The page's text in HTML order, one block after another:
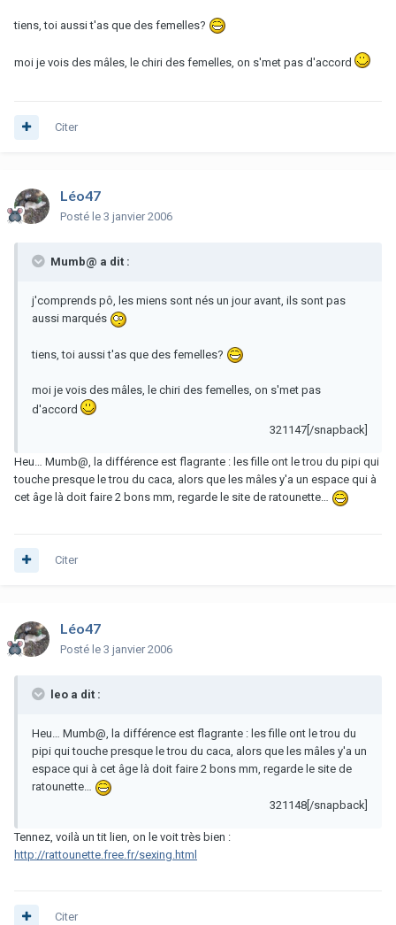
tiens, toi aussi t'as que des femelles?
moi je vois des mâles, le chiri des femelles, on s'met pas d'accord
Citer
Léo47
Posté le 3 janvier 2006
Mumb@ a dit :
j'comprends pô, les miens sont nés un jour avant, ils sont pas
aussi marqués
tiens, toi aussi t'as que des femelles?
moi je vois des mâles, le chiri des femelles, on s'met pas
d'accord
321147[/snapback]
Heu… Mumb@, la différence est flagrante : les fille ont le trou du pipi qui
touche presque le trou du caca, alors que les mâles y'a un espace qui à
cet âge là doit faire 2 bons mm, regarde le site de ratounette…
Citer
Léo47
Posté le 3 janvier 2006
leo a dit :
Heu… Mumb@, la différence est flagrante : les fille ont le trou du
pipi qui touche presque le trou du caca, alors que les mâles y'a un
espace qui à cet âge là doit faire 2 bons mm, regarde le site de
ratounette…
321148[/snapback]
Tennez, voilà un tit lien, on le voit très bien :
http://rattounette.free.fr/sexing.html
Citer